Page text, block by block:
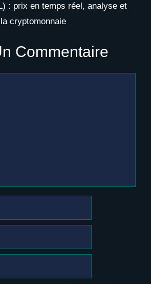
: prix en temps réel, analyse et
cryptomonnaie
Commentaire